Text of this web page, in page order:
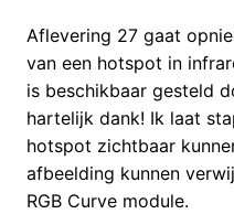
Aflevering 27 gaat
van een hotspot in
is beschikbaar gesteld
hartelijk dank! Ik laat
hotspot zichtbaar
afbeelding kunnen
RGB Curve module.